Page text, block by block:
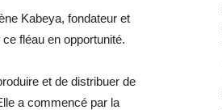
Kabeya, fondateur et
fléau en opportunité.
et de distribuer de
a commencé par la